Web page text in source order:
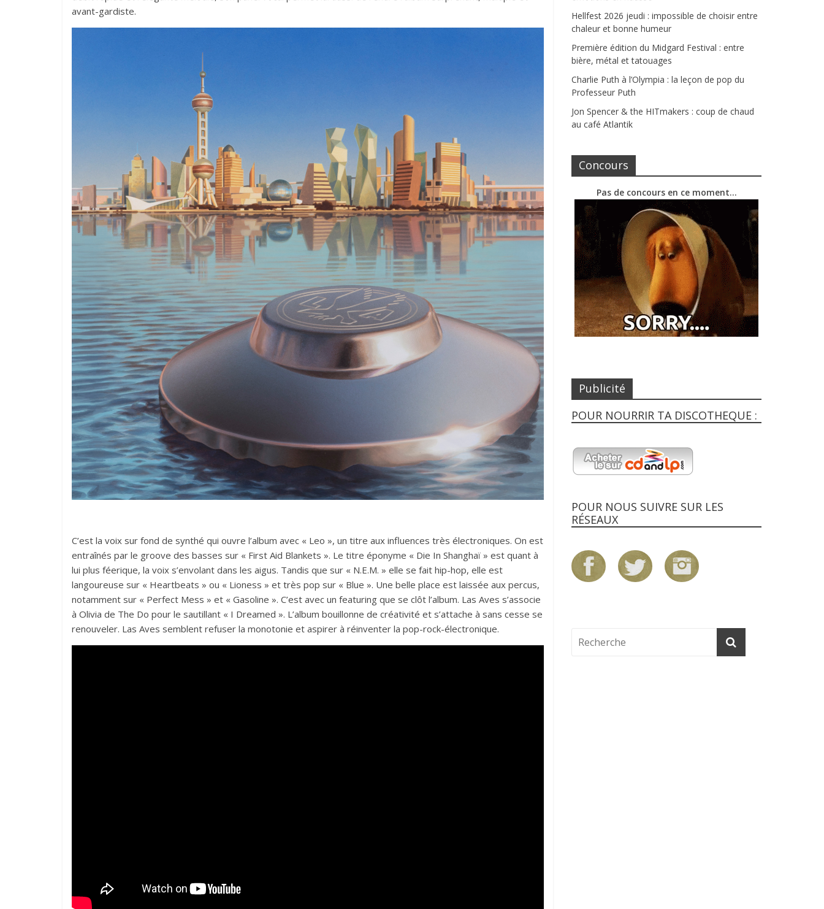
avant-gardiste.
C’est la voix sur fond de synthé qui ouvre l’album avec « Leo », un titre aux influences très électroniques. On est
entraînés par le groove des basses sur « First Aid Blankets ». Le titre éponyme « Die In Shanghaï » est quant à
lui plus féerique, la voix s’envolant dans les aigus. Tandis que sur « N.E.M. » elle se fait hip-hop, elle est
langoureuse sur « Heartbeats » ou « Lioness » et très pop sur « Blue ». Une belle place est laissée aux percus,
notamment sur « Perfect Mess » et « Gasoline ». C’est avec un featuring que se clôt l’album. Las Aves s’associe
à Olivia de The Do pour le sautillant « I Dreamed ». L’album bouillonne de créativité et s’attache à sans cesse se
renouveler. Las Aves semblent refuser la monotonie et aspirer à réinventer la pop-rock-électronique.
Hellfest 2026 jeudi : impossible de choisir entre
chaleur et bonne humeur
Première édition du Midgard Festival : entre
bière, métal et tatouages
Charlie Puth à l’Olympia : la leçon de pop du
Professeur Puth
Jon Spencer & the HITmakers : coup de chaud
au café Atlantik
Concours
Pas de concours en ce moment…
Publicité
POUR NOURRIR TA DISCOTHEQUE :
POUR NOUS SUIVRE SUR LES
RÉSEAUX